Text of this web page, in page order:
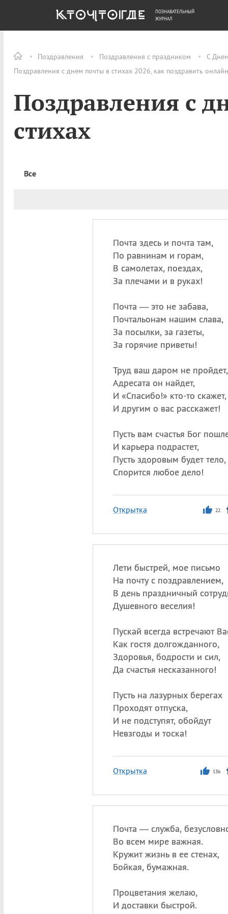
Поздравления Поздравления с праздником
С
Поздравления с днем почты в стихах 2026, как поздравить онлайн
Поздравления с
стихах
Все
Почта здесь и почта там,
По равнинам и горам,
В самолетах, поездах,
За плечами и в руках!
Почта — это не забава,
Почтальонам нашим слава,
За посылки, за газеты,
За горячие приветы!
Труд ваш даром не пройдет,
Адресата он найдет,
И «Спасибо!» кто-то скажет,
И другим о вас расскажет!
Пусть вам счастья Бог
И карьера подрастет,
Пусть здоровым будет тело,
Спорится любое дело!
Открытка 22
Лети быстрей, мое письмо
На почту с поздравлением,
В день праздничный
Душевного веселия!
Пускай всегда встречают
Как гостя долгожданного,
Здоровья, бодрости и сил,
Да счастья несказанного!
Пусть на лазурных берегах
Проходят отпуска,
И не подступят, обойдут
Невзгоды и тоска!
Открытка 136
Почта — служба,
Во всем мире важная.
Кружит жизнь в ее стенах,
Бойкая, бумажная.
Процветания желаю,
И доставки быстрой.
ОБЩЕСТВО ДЕНЬГИ
ПОЗНАВАТЕЛЬНЫЙ
ЖУРНАЛ